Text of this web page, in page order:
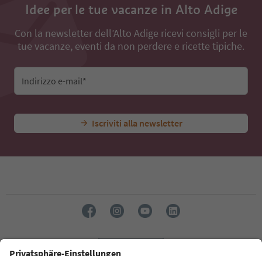
Idee per le tue vacanze in Alto Adige
Con la newsletter dell’Alto Adige ricevi consigli per le
tue vacanze, eventi da non perdere e ricette tipiche.
Indirizzo e-mail*
Iscriviti alla newsletter